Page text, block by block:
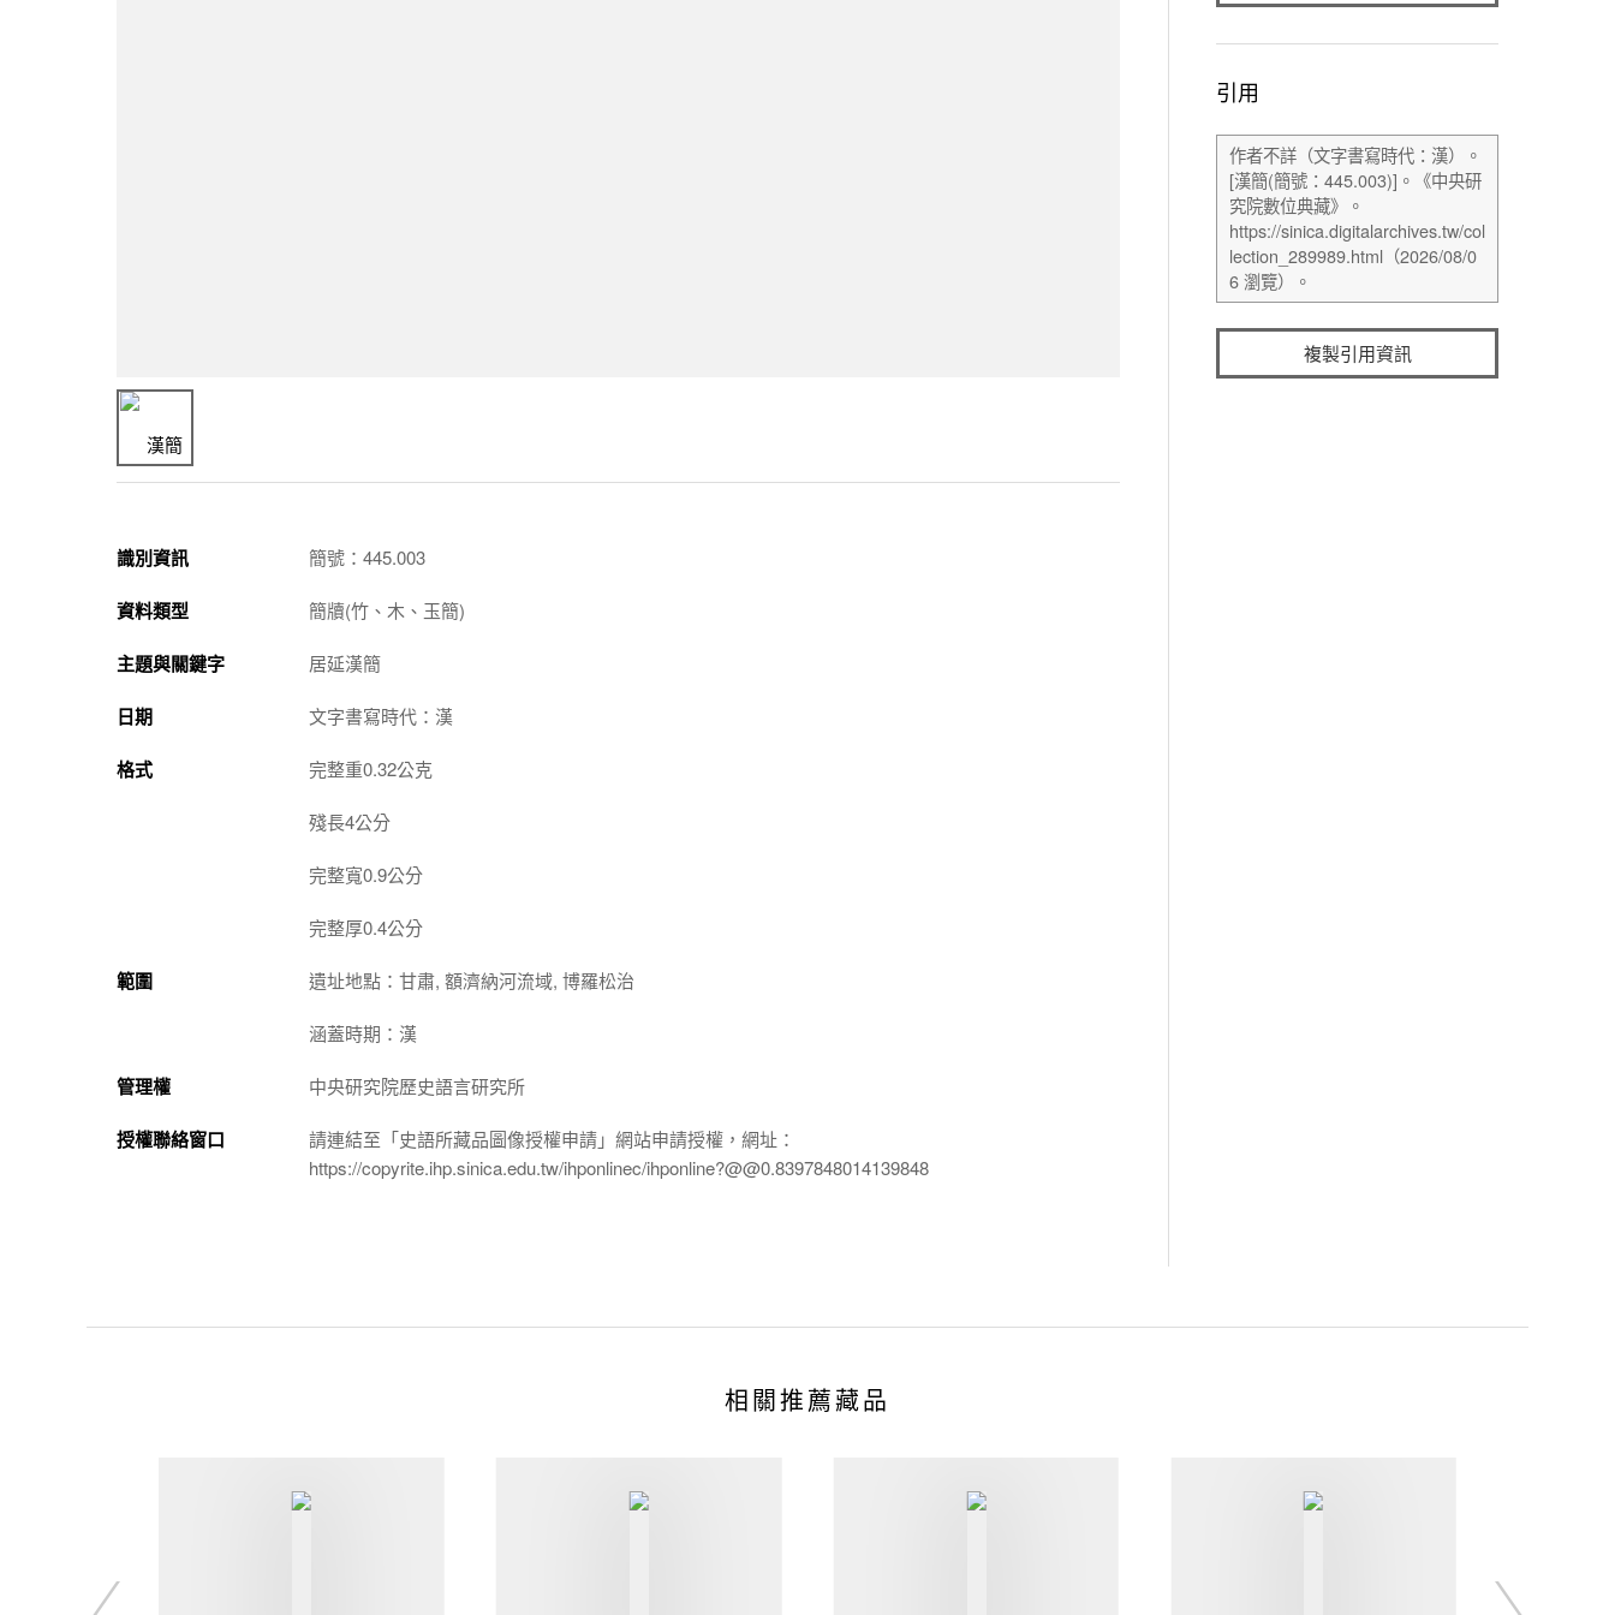
識別資訊 簡號：445.003
資料類型 簡牘(竹、木、玉簡)
主題與關鍵字 居延漢簡
日期 文字書寫時代：漢
格式 完整重0.32公克
殘長4公分
完整寬0.9公分
完整厚0.4公分
範圍 遺址地點：甘肅, 額濟納河流域, 博羅松治
涵蓋時期：漢
管理權 中央研究院歷史語言研究所
授權聯絡窗口
請連結至「史語所藏品圖像授權申請」網站申請授權，網址：
https://copyrite.ihp.sinica.edu.tw/ihponlinec/ihponline?@@0.8397848014139848
引用
複製引用資訊
相關推薦藏品